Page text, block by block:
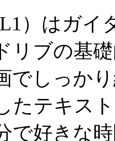
）はガイ
リブの基
でしっか
たテキス
で好きな